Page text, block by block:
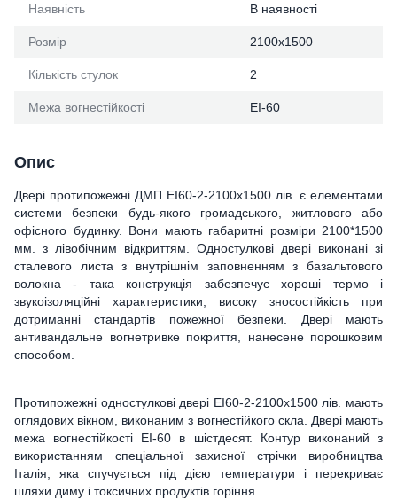
Наявність В наявності
Розмір 2100х1500
Кількість стулок 2
Межа вогнестійкості ЕІ-60
Опис
Двері протипожежні ДМП ЕІ60-2-2100x1500 лів. є елементами
системи безпеки будь-якого громадського, житлового або
офісного будинку. Вони мають габаритні розміри 2100*1500
мм. з лівобічним відкриттям. Одностулкові двері виконані зі
сталевого листа з внутрішнім заповненням з базальтового
волокна - така конструкція забезпечує хороші термо і
звукоізоляційні характеристики, високу зносостійкість при
дотриманні стандартів пожежної безпеки. Двері мають
антивандальне вогнетривке покриття, нанесене порошковим
способом.
Протипожежні одностулкові двері ЕІ60-2-2100x1500 лів. мають
оглядових вікном, виконаним з вогнестійкого скла. Двері мають
межа вогнестійкості ЕІ-60 в шістдесят. Контур виконаний з
використанням спеціальної захисної стрічки виробництва
Італія, яка спучується під дією температури і перекриває
шляхи диму і токсичних продуктів горіння.